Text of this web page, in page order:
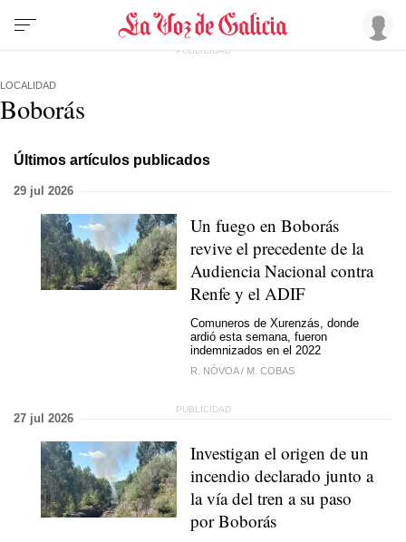
LOCALIDAD
Boborás
Últimos artículos publicados
29 jul 2026
Un fuego en Boborás
revive el precedente de la
Audiencia Nacional contra
Renfe y el ADIF
Comuneros de Xurenzás, donde
ardió esta semana, fueron
indemnizados en el 2022
R. NÓVOA/ M. COBAS
27 jul 2026
Investigan el origen de un
incendio declarado junto a
la vía del tren a su paso
por Boborás